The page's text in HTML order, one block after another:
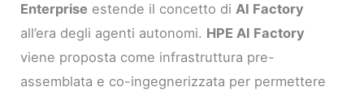
Enterprise estende il concetto diAI Factory
all’era degli agenti autonomi. HPE AI Factory
viene proposta come infrastruttura pre-
assemblata e co-ingegnerizzata per permettere